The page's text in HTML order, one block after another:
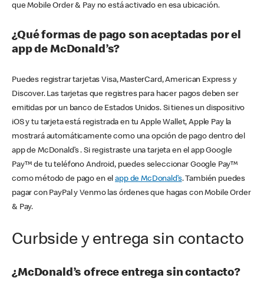
que Mobile Order & Pay no está activado en esa ubicación.
¿Qué formas de pago son aceptadas por el
app de McDonald’s?
Puedes registrar tarjetas Visa, MasterCard, American Express y
Discover. Las tarjetas que registres para hacer pagos deben ser
emitidas por un banco de Estados Unidos. Si tienes un dispositivo
iOS y tu tarjeta está registrada en tu Apple Wallet, Apple Pay la
mostrará automáticamente como una opción de pago dentro del
app de McDonald’s . Si registraste una tarjeta en el app Google
Pay™ de tu teléfono Android, puedes seleccionar Google Pay™
como método de pago en elapp de McDonald’s. También puedes
pagar con PayPal y Venmo las órdenes que hagas con Mobile Order
& Pay.
Curbside y entrega sin contacto
¿McDonald’s ofrece entrega sin contacto?